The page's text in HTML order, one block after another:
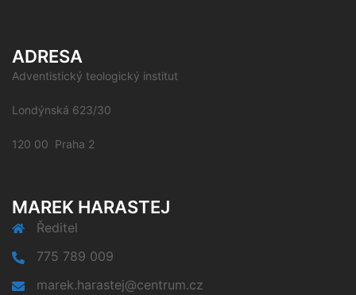
ADRESA
Adventistický teologický institut
Londýnská 623/30
120 00 Praha 2
MAREK HARASTEJ
Ředitel
775 789 009
marek.harastej@centrum.cz